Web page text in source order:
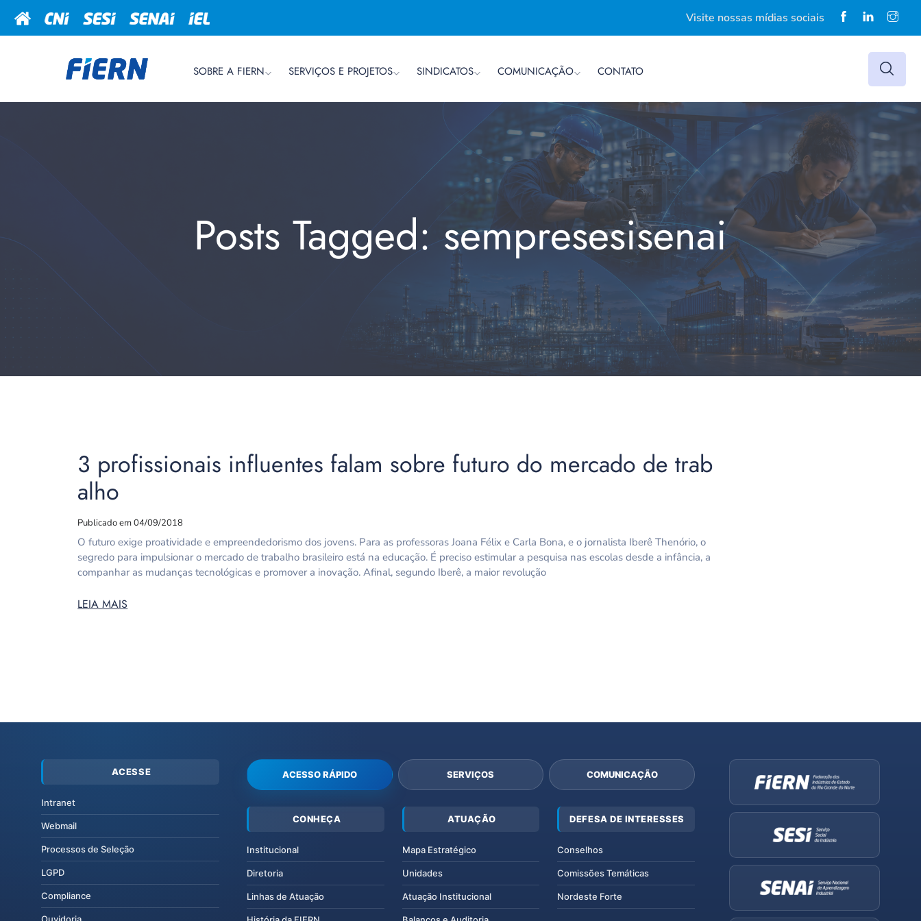
Visite nossas mídias sociais
SOBRE A FIERN SERVIÇOS E PROJETOS SINDICATOS COMUNICAÇÃO CONTATO
Posts Tagged: sempresesisenai
3 profissionais influentes falam sobre futuro do mercado de trab
alho
Publicado em 04/09/2018
O futuro exige proatividade e empreendedorismo dos jovens. Para as professoras Joana Félix e Carla Bona, e o jornalista Iberê Thenório, o
segredo para impulsionar o mercado de trabalho brasileiro está na educação. É preciso estimular a pesquisa nas escolas desde a infância, a
companhar as mudanças tecnológicas e promover a inovação. Afinal, segundo Iberê, a maior revolução
LEIA MAIS
ACESSE
Intranet
Webmail
Processos de Seleção
LGPD
Compliance
Ouvidoria
ACESSO RÁPIDO SERVIÇOS COMUNICAÇÃO
CONHEÇA
Institucional
Diretoria
Linhas de Atuação
ATUAÇÃO
Mapa Estratégico
Unidades
Atuação Institucional
DEFESA DE INTERESSES
Conselhos
Comissões Temáticas
Nordeste Forte